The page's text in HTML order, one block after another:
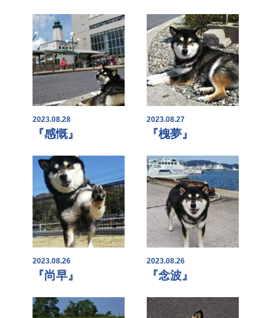
2023.08.28
『感慨』
2023.08.27
『槐夢』
2023.08.26
『尚早』
2023.08.26
『念波』